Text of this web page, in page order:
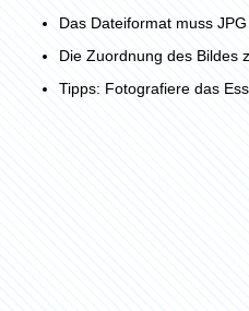
Das Dateiformat muss JPG
Die Zuordnung des Bildes
Tipps: Fotografiere das